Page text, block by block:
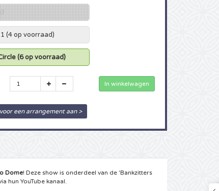
(4 op voorraad)
(6 op voorraad)
een arrangement aan >
Dome! Deze show is onderdeel van de 'Bankzitters
hun YouTube kanaal.